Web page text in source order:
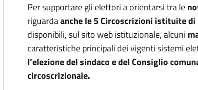
Per supportare gli elettori a orientarsi tra le
riguardaanche le 5 Circoscrizioni istituite di
disponibili, sul sito web istituzionale, alcuni
caratteristiche principali dei vigenti sistemi
l’elezione del sindaco e del Consiglio
circoscrizionale.